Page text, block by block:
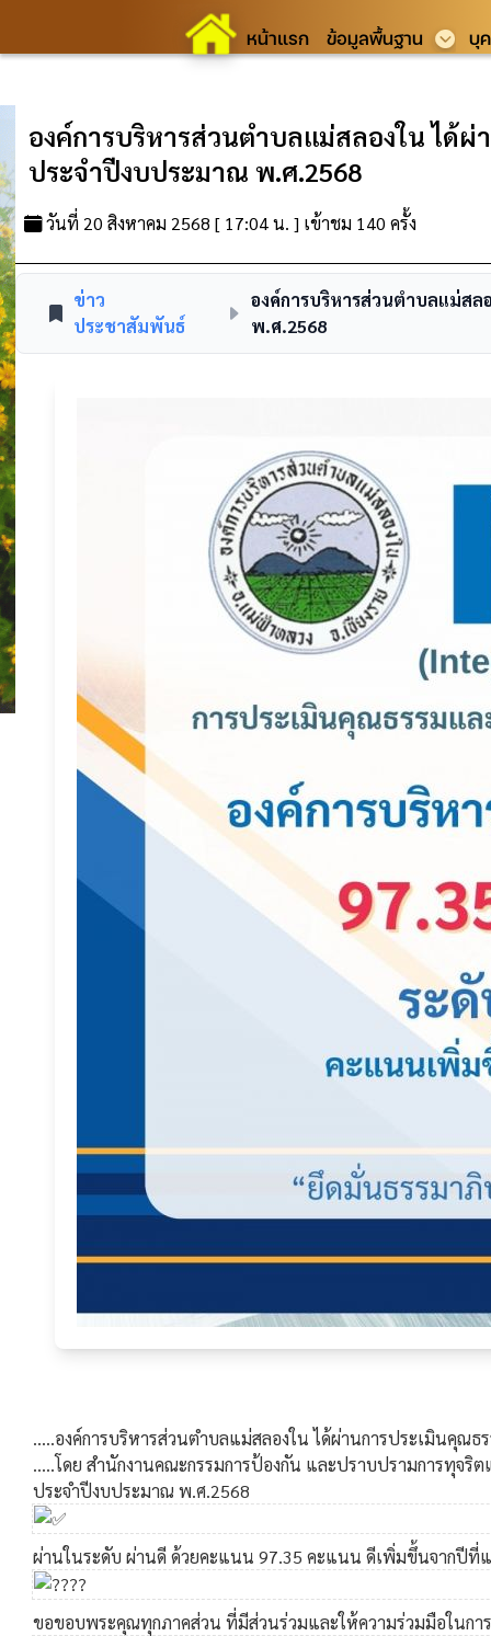
หน้าแรก ข้อมูลพื้นฐาน บุ
องค์การบริหารส่วนตำบลแม่สลองใน ได้ผ่
ประจำปีงบประมาณ พ.ศ.2568
วันที่ 20 สิงหาคม 2568 [ 17:04 น. ] เข้าชม 140 ครั้ง
ข่าว
ประชาสัมพันธ์
องค์การบริหารส่วนตำบลแม่สล
พ.ศ.2568
.....องค์การบริหารส่วนตำบลแม่สลองใน ได้ผ่านการประเมินคุณ
.....โดย สำนักงานคณะกรรมการป้องกัน และปราบปรามการทุจริ
ประจำปีงบประมาณ พ.ศ.2568
ผ่านในระดับ ผ่านดี ด้วยคะแนน 97.35 คะแนน ดีเพิ่มขึ้นจากปีที่
ขอขอบพระคุณทุกภาคส่วน ที่มีส่วนร่วมและให้ความร่วมมือในกา